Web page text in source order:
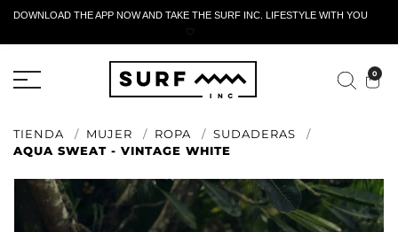
DOWNLOAD THE APP NOW AND TAKE THE SURF INC. LIFESTYLE WITH YOU
🤍
0
TIENDA MUJER ROPA
SUDADERAS
AQUA SWEAT - VINTAGE WHITE
FORMULARIO DE RETORNO ACTIVO